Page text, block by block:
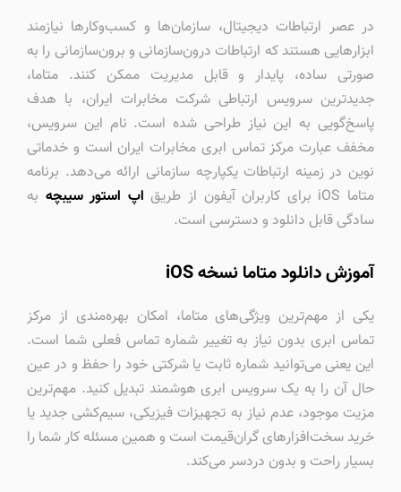
در عصر ارتباطات دیجیتال، سازمان‌ها و کسب‌وکارها نیازمند
ابزارهایی هستند که ارتباطات درون‌سازمانی و برون‌سازمانی را به
صورتی ساده، پایدار و قابل مدیریت ممکن کنند. متاما،
جدیدترین سرویس ارتباطی شرکت مخابرات ایران، با هدف
پاسخ‌گویی به این نیاز طراحی شده است. نام این سرویس،
مخفف عبارت مرکز تماس ابری مخابرات ایران است و خدماتی
نوین در زمینه ارتباطات یکپارچه سازمانی ارائه می‌دهد. برنامه
متاما iOS برای کاربران آیفون از طریق
اپ استور سیبچه به
سادگی قابل دانلود و دسترسی است.
آموزش دانلود متاما نسخه iOS
یکی از مهم‌ترین ویژگی‌های متاما، امکان بهره‌مندی از مرکز
تماس ابری بدون نیاز به تغییر شماره تماس فعلی شما است.
این یعنی می‌توانید شماره ثابت یا شرکتی خود را حفظ و در عین
حال آن را به یک سرویس ابری هوشمند تبدیل کنید. مهم‌ترین
مزیت موجود، عدم نیاز به تجهیزات فیزیکی، سیم‌کشی جدید یا
خرید سخت‌افزارهای گران‌قیمت است و همین مسئله کار شما را
بسیار راحت و بدون دردسر می‌کند.